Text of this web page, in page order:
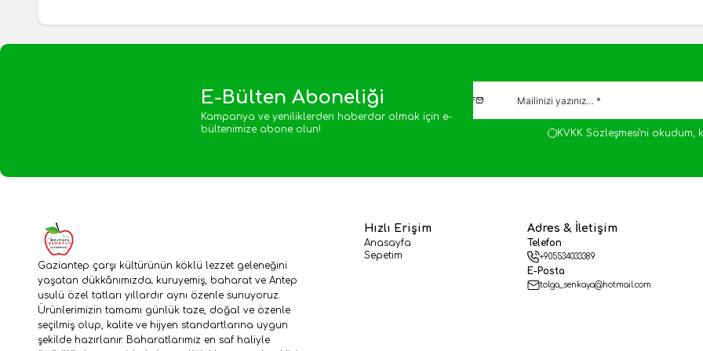
E-Bülten Aboneliği
Kampanya ve yeniliklerden haberdar olmak için e-
bültenimize abone olun!
KVKK Sözleşmesi'ni okudum,
Gaziantep çarşı kültürünün köklü lezzet geleneğini
yaşatan dükkânımızda; kuruyemiş, baharat ve Antep
usulü özel tatları yıllardır aynı özenle sunuyoruz.
Ürünlerimizin tamamı günlük taze, doğal ve özenle
seçilmiş olup, kalite ve hijyen standartlarına uygun
şekilde hazırlanır. Baharatlarımız en saf haliyle
Hızlı Erişim
Anasayfa
Sepetim
Adres & İletişim
Telefon
+905534033389
E-Posta
tolga_senkaya@hotmail.com